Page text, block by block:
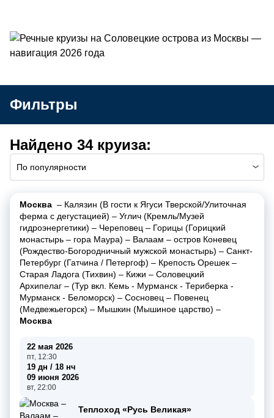
Фильтры
Найдено 34 круиза:
По популярности
Москва – Калязин (В гости к Ягуси Тверской/Улиточная
ферма с дегустацией) – Углич (Кремль/Музей
гидроэнергетики) – Череповец – Горицы (Горицкий
монастырь – гора Маура) – Валаам – остров Коневец
(Рождество-Богородничный мужской монастырь) – Санкт-
Петербург (Гатчина / Петергоф) – Крепость Орешек –
Старая Ладога (Тихвин) – Кижи – Соловецкий
Архипелаг – (Тур вкл. Кемь - Мурманск - Териберка -
Мурманск - Беломорск) – Сосновец – Повенец
(Медвежьегорск) – Мышкин (Мышиное царство) –
Москва
22 мая 2026
пт, 12:30
19 дн / 18 нч
09 июня 2026
вт, 22:00
Теплоход «Русь Великая»